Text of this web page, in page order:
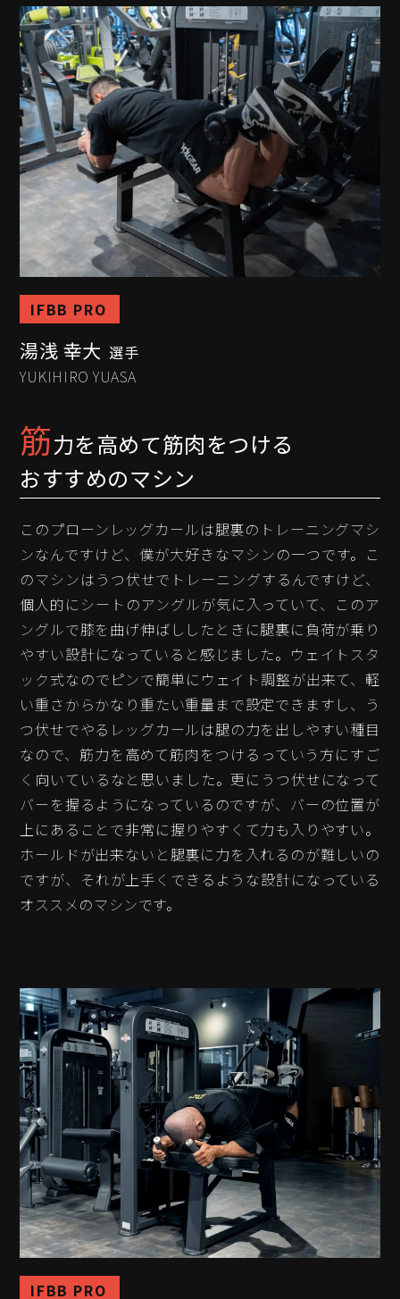
IFBB PRO
湯浅 幸大 選手
YUKIHIRO YUASA
筋力を高めて筋肉をつける
おすすめのマシン
このプローンレッグカールは腿裏のトレーニングマシ
ンなんですけど、僕が大好きなマシンの一つです。こ
のマシンはうつ伏せでトレーニングするんですけど、
個人的にシートのアングルが気に入っていて、このア
ングルで膝を曲げ伸ばししたときに腿裏に負荷が乗り
やすい設計になっていると感じました。ウェイトスタ
ック式なのでピンで簡単にウェイト調整が出来て、軽
い重さからかなり重たい重量まで設定できますし、う
つ伏せでやるレッグカールは腿の力を出しやすい種目
なので、筋力を高めて筋肉をつけるっていう方にすご
く向いているなと思いました。更にうつ伏せになって
バーを握るようになっているのですが、バーの位置が
上にあることで非常に握りやすくて力も入りやすい。
ホールドが出来ないと腿裏に力を入れるのが難しいの
ですが、それが上手くできるような設計になっている
オススメのマシンです。
IFBB PRO